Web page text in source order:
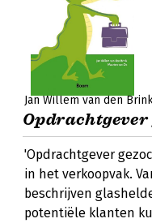
Jan Willem van den
Opdrachtgever
'Opdrachtgever
in het verkoopvak.
beschrijven
potentiële klanten